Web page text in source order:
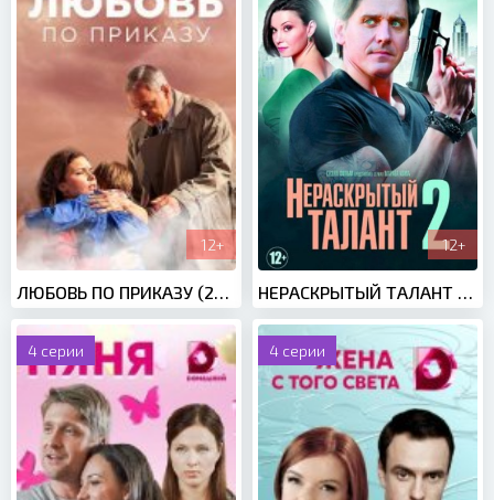
12+
ЛЮБОВЬ ПО ПРИКАЗУ (2018)
12+
НЕРАСКРЫТЫЙ ТАЛАНТ 2 СЕЗОН (2018)
4 серии 4 серии